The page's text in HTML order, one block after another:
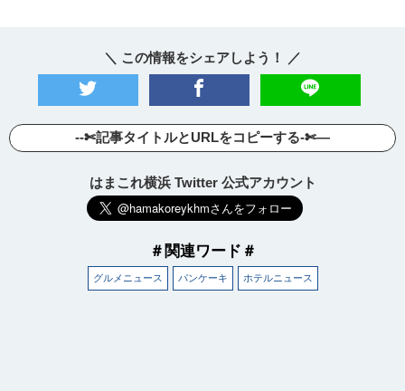
＼ この情報をシェアしよう！ ／
--✄記事タイトルとURLをコピーする-✄—
はまこれ横浜 Twitter 公式アカウント
＃関連ワード＃
グルメニュース パンケーキ ホテルニュース